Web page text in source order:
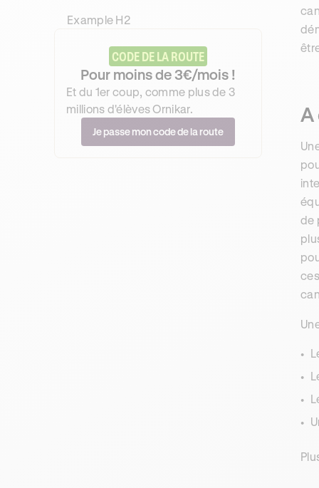
Example H2
CODE DE LA ROUTE
Pour moins de 3€/mois !
Et du 1er coup, comme plus de 3
millions d'élèves Ornikar.
Je passe mon code de la route
A
de